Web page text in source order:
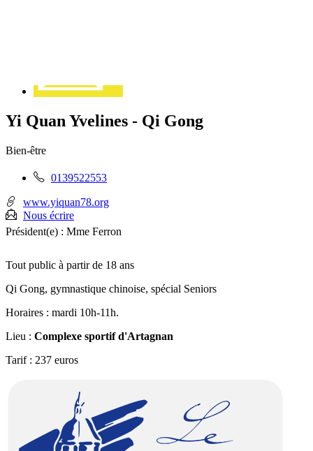
Yi Quan Yvelines - Qi Gong
Bien-être
Téléphone
:
0139522553
www.yiquan78.org
Nous écrire
Président(e) : Mme Ferron
Tout public à partir de 18 ans
Qi Gong, gymnastique chinoise, spécial Seniors
Horaires : mardi 10h-11h.
Lieu : Complexe sportif d'Artagnan
Tarif : 237 euros